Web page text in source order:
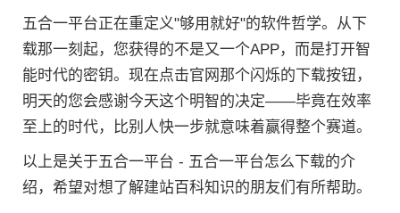
五合一平台正在重定义"够用就好"的软件哲学。从下
载那一刻起，您获得的不是又一个APP，而是打开智
能时代的密钥。现在点击官网那个闪烁的下载按钮，
明天的您会感谢今天这个明智的决定——毕竟在效率
至上的时代，比别人快一步就意味着赢得整个赛道。
以上是关于五合一平台 - 五合一平台怎么下载的介
绍，希望对想了解建站百科知识的朋友们有所帮助。